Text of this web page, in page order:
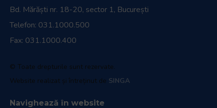
Bd. Mărăști nr. 18-20, sector 1, București
Telefon: 031.1000.500
Fax: 031.1000.400
© Toate drepturile sunt rezervate.
Website realizat și întreținut de SINGA
Navighează în website